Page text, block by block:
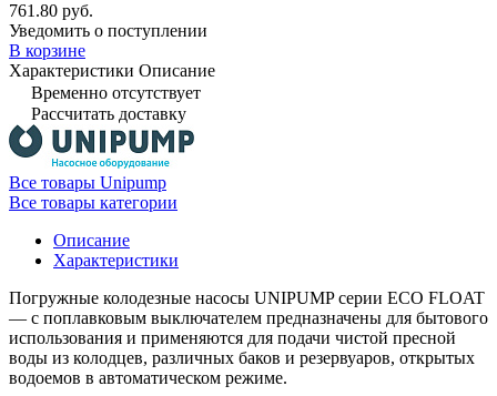
761.80 руб.
Уведомить о поступлении
В корзине
Характеристики Описание
Временно отсутствует
Рассчитать доставку
Все товары Unipump
Все товары категории
Описание
Характеристики
Погружные колодезные насосы UNIPUMP серии ECO FLOAT
— с поплавковым выключателем предназначены для бытового
использования и применяются для подачи чистой пресной
воды из колодцев, различных баков и резервуаров, открытых
водоемов в автоматическом режиме.